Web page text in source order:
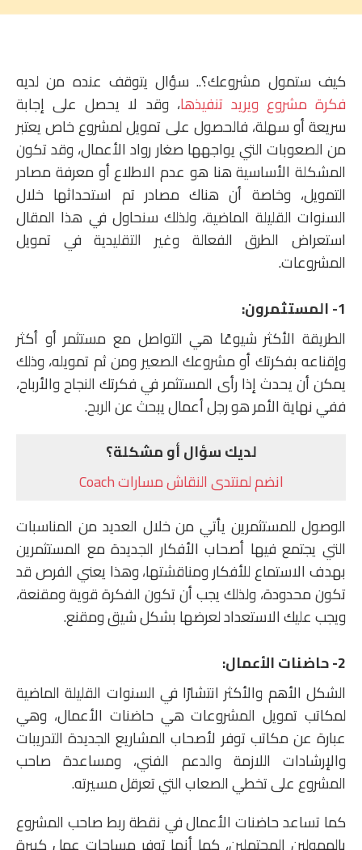
كيف ستمول مشروعك؟.. سؤال يتوقف عنده من لديه
فكرة مشروع ويريد تنفيذها، وقد لا يحصل على إجابة
سريعة أو سهلة، فالحصول على تمويل لمشروع خاص يعتبر
من الصعوبات التي يواجهها صغار رواد الأعمال، وقد تكون
المشكلة الأساسية هنا هو عدم الاطلاع أو معرفة مصادر
التمويل، وخاصة أن هناك مصادر تم استحداثها خلال
السنوات القليلة الماضية، ولذلك سنحاول في هذا المقال
استعراض الطرق الفعالة وغير التقليدية في تمويل
المشروعات.
1- المستثمرون:
الطريقة الأكثر شيوعًا هي التواصل مع مستثمر أو أكثر
وإقناعه بفكرتك أو مشروعك الصعير ومن ثم تمويله، وذلك
يمكن أن يحدث إذا رأى المستثمر في فكرتك النجاح والأرباح،
ففي نهاية الأمر هو رجل أعمال يبحث عن الربح.
لديك سؤال أو مشكلة؟
انضم لمنتدى النقاش مسارات Coach
الوصول للمستثمرين يأتي من خلال العديد من المناسبات
التي يجتمع فيها أصحاب الأفكار الجديدة مع المستثمرين
بهدف الاستماع للأفكار ومناقشتها، وهذا يعني الفرص قد
تكون محدودة، ولذلك يجب أن تكون الفكرة قوية ومقنعة،
ويجب عليك الاستعداد لعرضها بشكل شيق ومقنع.
2- حاضنات الأعمال:
الشكل الأهم والأكثر انتشارًا في السنوات القليلة الماضية
لمكاتب تمويل المشروعات هي حاضنات الأعمال، وهي
عبارة عن مكاتب توفر لأصحاب المشاريع الجديدة التدريبات
والإرشادات اللازمة والدعم الفني، ومساعدة صاحب
المشروع على تخطي الصعاب التي تعرقل مسيرته.
كما تساعد حاضنات الأعمال في نقطة ربط صاحب المشروع
بالممولين المحتملين، كما أنها توفر مساحات عمل كبيرة